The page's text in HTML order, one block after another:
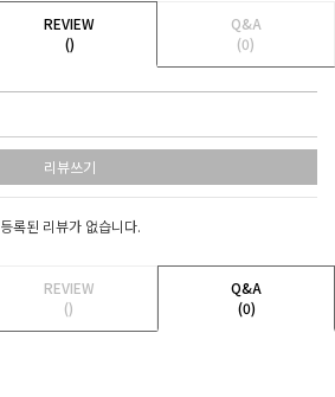
REVIEW
()
Q&A
(0)
리뷰쓰기
등록된 리뷰가 없습니다.
REVIEW
()
Q&A
(0)